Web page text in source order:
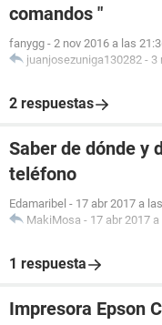
comandos "
fanygg - 2 nov 2016 a las
juanjosezuniga130282 - 3
2 respuestas
Saber de dónde y
teléfono
Edamaribel - 17 abr 2017 a
MakiMosa - 17 abr 2017 a
1 respuesta
Impresora Epson